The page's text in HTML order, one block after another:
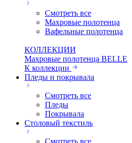
Смотреть все
Махровые полотенца
Вафельные полотенца
КОЛЛЕКЦИИ
Махровые полотенца BELLE
К коллекции
Пледы и покрывала
Смотреть все
Пледы
Покрывала
Столовый текстиль